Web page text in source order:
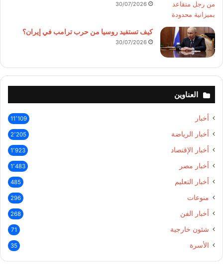
30/07/2026
كيف تستفيد روسيا من حرب ترامب في إيران؟
30/07/2026
العناوين
أخبار 11٬109
أخبار الرياضة 2٬205
أخبار الإقتصاد 1٬923
أخبار مصر 1٬483
أخبار التعليم 485
منوعات 296
أخبار الفن 268
شئون خارجية 71
الأسرة 35